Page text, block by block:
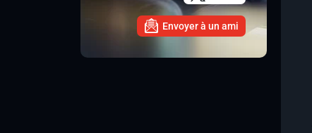
Envoyer à un ami